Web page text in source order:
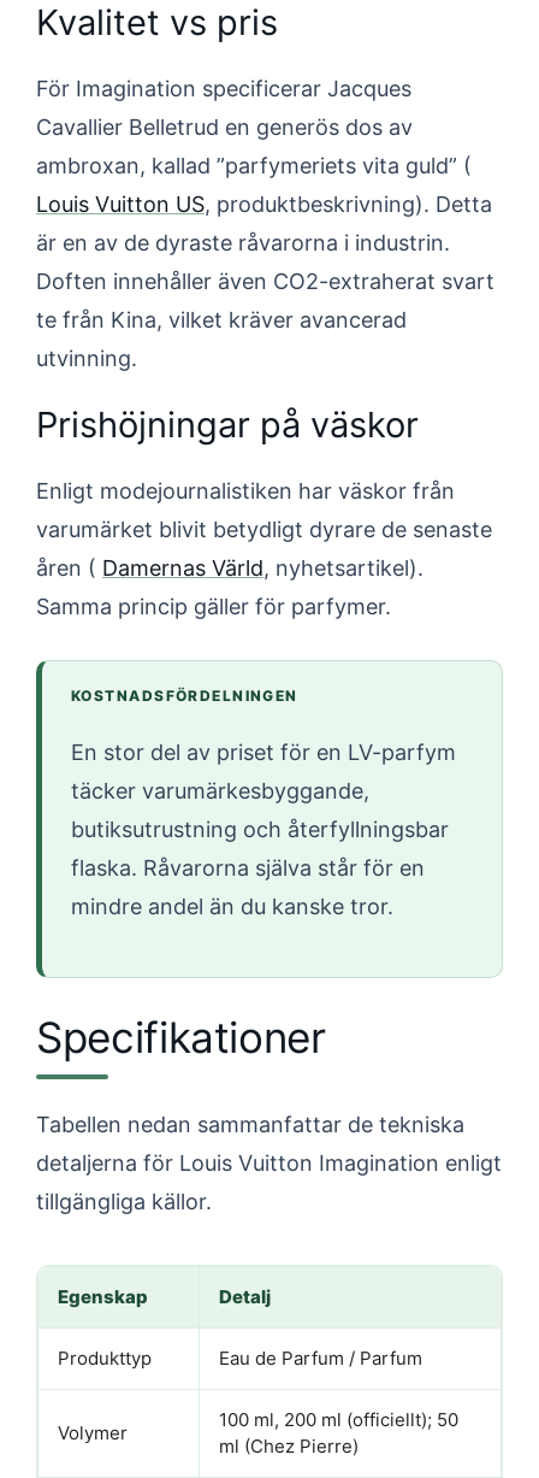
Kvalitet vs pris
För Imagination specificerar Jacques
Cavallier Belletrud en generös dos av
ambroxan, kallad ”parfymeriets vita guld” (
Louis Vuitton US, produktbeskrivning). Detta
är en av de dyraste råvarorna i industrin.
Doften innehåller även CO2-extraherat svart
te från Kina, vilket kräver avancerad
utvinning.
Prishöjningar på väskor
Enligt modejournalistiken har väskor från
varumärket blivit betydligt dyrare de senaste
åren ( Damernas Värld, nyhetsartikel).
Samma princip gäller för parfymer.
KOSTNADSFÖRDELNINGEN
En stor del av priset för en LV-parfym
täcker varumärkesbyggande,
butiksutrustning och återfyllningsbar
flaska. Råvarorna själva står för en
mindre andel än du kanske tror.
Specifikationer
Tabellen nedan sammanfattar de tekniska
detaljerna för Louis Vuitton Imagination enligt
tillgängliga källor.
Egenskap Detalj
Produkttyp Eau de Parfum / Parfum
Volymer
100 ml, 200 ml (officiellt); 50
ml (Chez Pierre)